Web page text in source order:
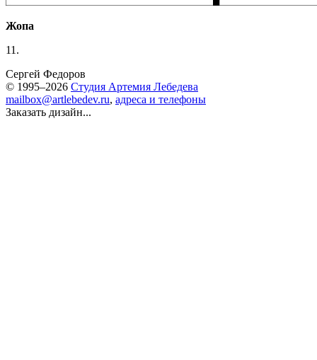
Жопа
11.
Сергей Федоров
© 1995–2026 Студия Артемия Лебедева
mailbox@artlebedev.ru, адреса и телефоны
Заказать дизайн...